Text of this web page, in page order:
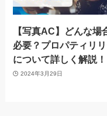
【写真AC】どんな場
必要？プロパティリ
について詳しく解説！
2024年3月29日